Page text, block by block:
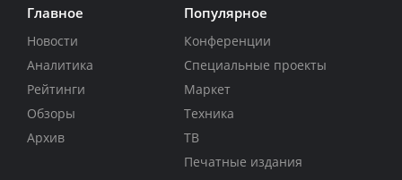
Главное
Новости
Аналитика
Рейтинги
Обзоры
Архив
Популярное
Конференции
Специальные проекты
Маркет
Техника
ТВ
Печатные издания